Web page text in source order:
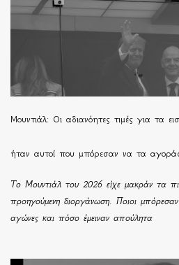
Μουντιάλ: Οι αδιανόητες τιμές για τα
ήταν αυτοί που μπόρεσαν να τα
Το Μουντιάλ του 2026 είχε μακράν τα
προηγούμενη διοργάνωση. Ποιοι
αγώνες και πόσο έμειναν απούλητα